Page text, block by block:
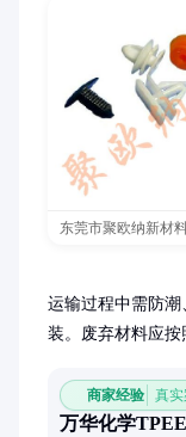
东莞市聚欧纳新材
运输过程中需防
装。废弃材料应按
商家经验 真实
万华化学